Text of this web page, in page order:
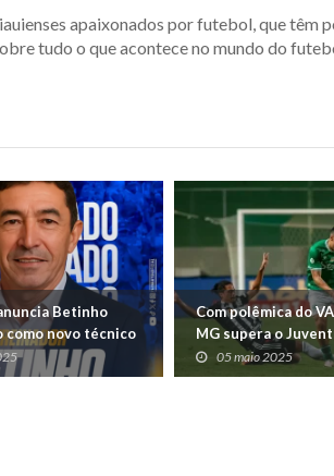
apaixonados por futebol, que têm
tudo o que acontece no mundo do
Betinho
como novo técnico
D
Com polêmica do
MG supera o
casa05 maio 2025